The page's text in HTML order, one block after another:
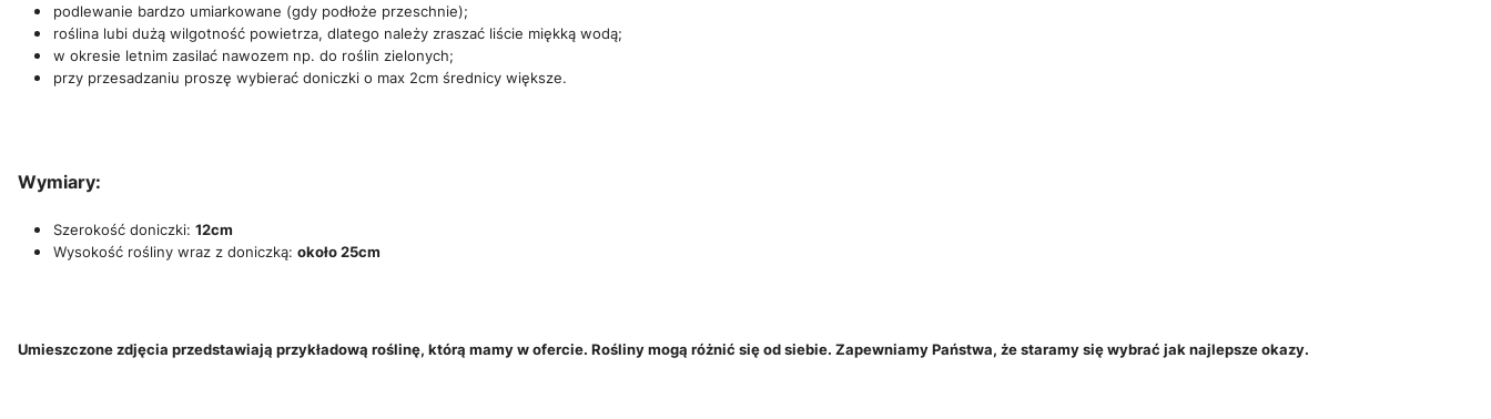
podlewanie bardzo umiarkowane (gdy podłoże przeschnie);
roślina lubi dużą wilgotność powietrza, dlatego należy zraszać liście miękką wodą;
w okresie letnim zasilać nawozem np. do roślin zielonych;
przy przesadzaniu proszę wybierać doniczki o max 2cm średnicy większe.
Wymiary:
Szerokość doniczki: 12cm
Wysokość rośliny wraz z doniczką: około 25cm
Umieszczone zdjęcia przedstawiają przykładową roślinę, którą mamy w ofercie. Rośliny mogą różnić się od siebie. Zapewniamy Państwa, że staramy się wybrać jak najlepsze okazy.